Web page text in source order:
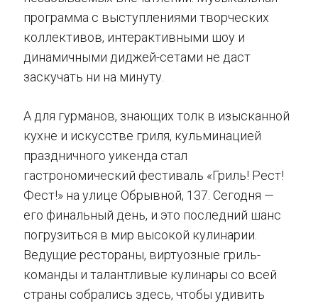
программа с выступлениями творческих
коллективов, интерактивными шоу и
динамичными диджей-сетами не даст
заскучать ни на минуту.
А для гурманов, знающих толк в изысканной
кухне и искусстве гриля, кульминацией
праздничного уикенда стал
гастрономический фестиваль «Гриль! Рест!
Фест!» на улице Обрывной, 137. Сегодня —
его финальный день, и это последний шанс
погрузиться в мир высокой кулинарии.
Ведущие рестораны, виртуозные гриль-
команды и талантливые кулинары со всей
страны собрались здесь, чтобы удивить